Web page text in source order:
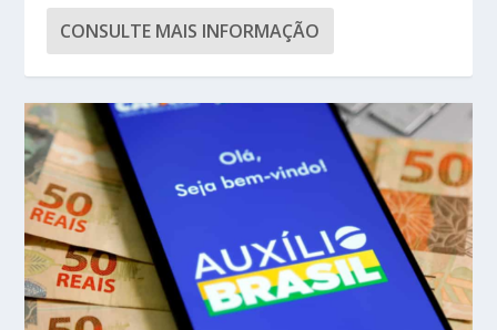
CONSULTE MAIS INFORMAÇÃO